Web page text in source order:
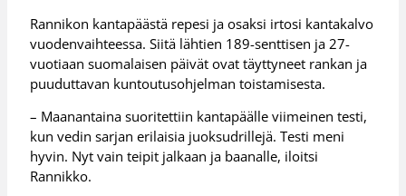
Rannikon kantapäästä repesi ja osaksi irtosi kantakalvo
vuodenvaihteessa. Siitä lähtien 189-senttisen ja 27-
vuotiaan suomalaisen päivät ovat täyttyneet rankan ja
puuduttavan kuntoutusohjelman toistamisesta.
– Maanantaina suoritettiin kantapäälle viimeinen testi,
kun vedin sarjan erilaisia juoksudrillejä. Testi meni
hyvin. Nyt vain teipit jalkaan ja baanalle, iloitsi
Rannikko.